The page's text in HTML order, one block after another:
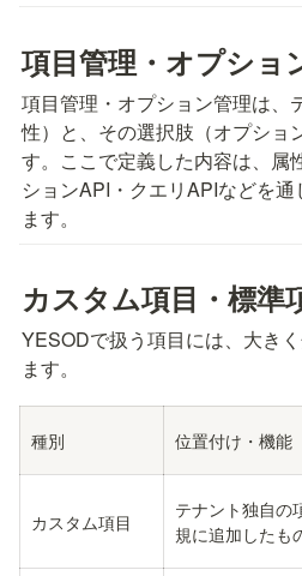
項目管理・オプショ
項目管理・オプション管理は、
性）と、その選択肢（オプショ
す。ここで定義した内容は、属
ションAPI・クエリAPIなどを通
ます。
カスタム項目・標準
YESODで扱う項目には、大き
ます。
種別 位置付け・機能
カスタム項目
テナント独自の
規に追加したも